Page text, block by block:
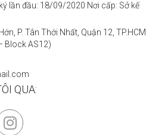
lần đầu: 18/09/2020 Nơi cấp: Sở kế
P. Tân Thới Nhất, Quận 12, TP.HCM
Block AS12)
QUA: